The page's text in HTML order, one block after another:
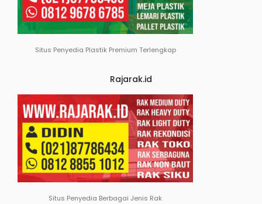
Situs Penyedia Plastik Premium Terlengkap
Rajarak.id
Situs Penyedia Berbagai Jenis Rak